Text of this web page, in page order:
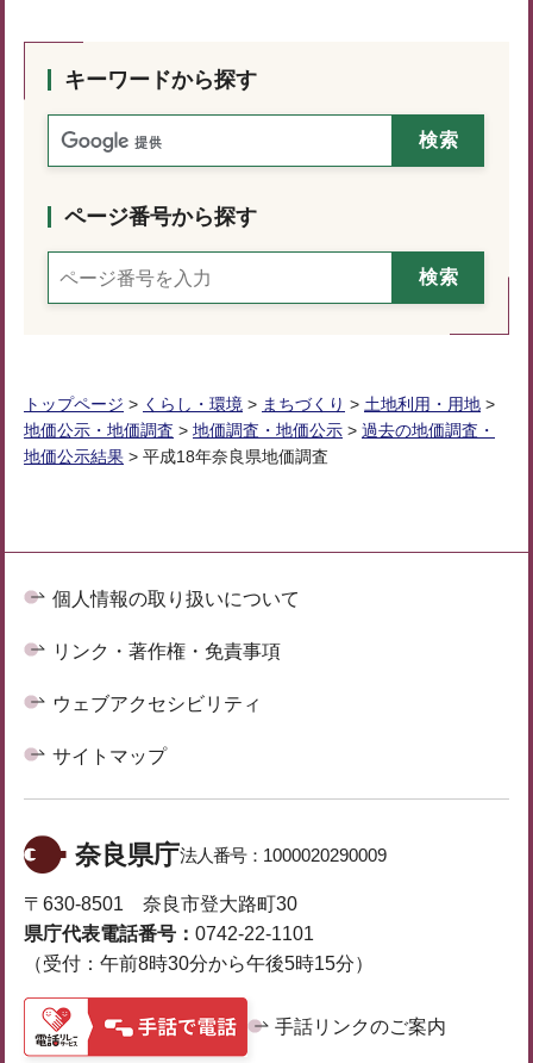
キーワードから探す
ページ番号から探す
トップページ > くらし・環境 > まちづくり > 土地利用・用地 >
地価公示・地価調査 > 地価調査・地価公示 > 過去の地価調査・
地価公示結果 > 平成18年奈良県地価調査
個人情報の取り扱いについて
リンク・著作権・免責事項
ウェブアクセシビリティ
サイトマップ
奈良県庁法人番号： 1000020290009
〒630-8501 奈良市登大路町30
県庁代表電話番号： 0742-22-1101
（受付：午前8時30分から午後5時15分）
手話リンクのご案内